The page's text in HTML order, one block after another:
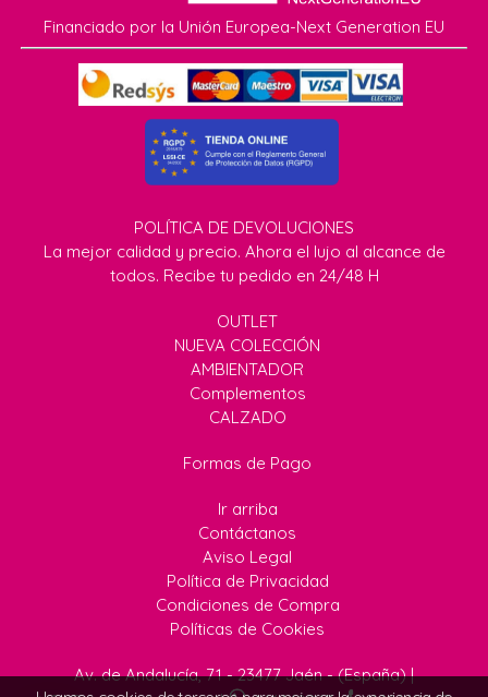
Financiado por la Unión Europea-Next Generation EU
POLÍTICA DE DEVOLUCIONES
La mejor calidad y precio. Ahora el lujo al alcance de
todos. Recibe tu pedido en 24/48 H
OUTLET
NUEVA COLECCIÓN
AMBIENTADOR
Complementos
CALZADO
Formas de Pago
Ir arriba
Contáctanos
Aviso Legal
Política de Privacidad
Condiciones de Compra
Políticas de Cookies
Av. de Andalucía, 71 - 23477 Jaén - (España) |